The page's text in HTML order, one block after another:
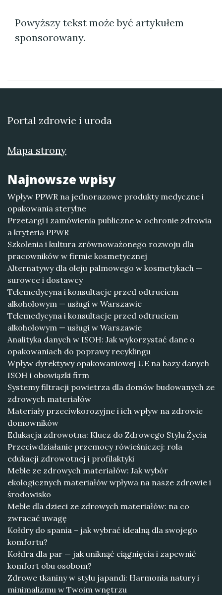
Powyższy tekst może być artykułem
sponsorowany.
Portal zdrowie i uroda
Mapa strony
Najnowsze wpisy
Wpływ PPWR na jednorazowe produkty medyczne i
opakowania sterylne
Przetargi i zamówienia publiczne w ochronie zdrowia
a kryteria PPWR
Szkolenia i kultura zrównoważonego rozwoju dla
pracowników w firmie kosmetycznej
Alternatywy dla oleju palmowego w kosmetykach —
surowce i dostawcy
Telemedycyna i konsultacje przed odtruciem
alkoholowym — usługi w Warszawie
Telemedycyna i konsultacje przed odtruciem
alkoholowym — usługi w Warszawie
Analityka danych w ISOH: Jak wykorzystać dane o
opakowaniach do poprawy recyklingu
Wpływ dyrektywy opakowaniowej UE na bazy danych
ISOH i obowiązki firm
Systemy filtracji powietrza dla domów budowanych ze
zdrowych materiałów
Materiały przeciwkorozyjne i ich wpływ na zdrowie
domowników
Edukacja zdrowotna: Klucz do Zdrowego Stylu Życia
Przeciwdziałanie przemocy rówieśniczej: rola
edukacji zdrowotnej i profilaktyki
Meble ze zdrowych materiałów: Jak wybór
ekologicznych materiałów wpływa na nasze zdrowie i
środowisko
Meble dla dzieci ze zdrowych materiałów: na co
zwracać uwagę
Kołdry do spania – jak wybrać idealną dla swojego
komfortu?
Kołdra dla par — jak uniknąć ciągnięcia i zapewnić
komfort obu osobom?
Zdrowe tkaniny w stylu japandi: Harmonia natury i
minimalizmu w Twoim wnętrzu